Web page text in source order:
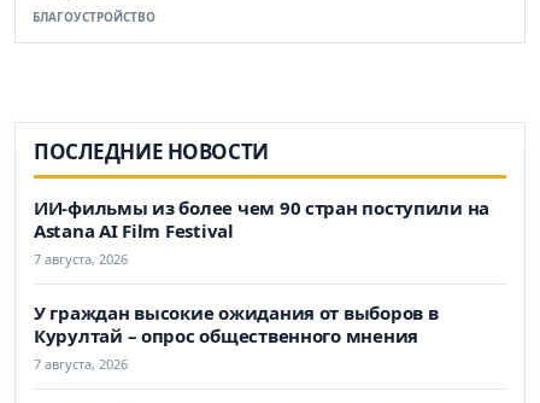
БЛАГОУСТРОЙСТВО
ПОСЛЕДНИЕ НОВОСТИ
ИИ-фильмы из более чем 90 стран поступили на
Astana AI Film Festival
7 августа, 2026
У граждан высокие ожидания от выборов в
Курултай – опрос общественного мнения
7 августа, 2026